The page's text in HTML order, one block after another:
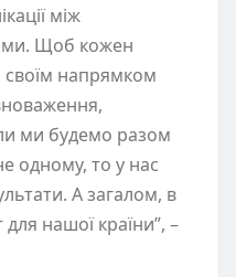
між
Щоб кожен
напрямком
ми будемо разом
одному, то у нас
А загалом, в
нашої країни”, –